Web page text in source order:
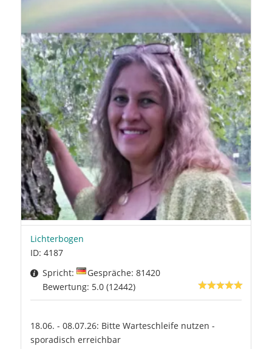
Lichterbogen
ID: 4187
Spricht:
Gespräche: 81420
Bewertung: 5.0 (12442)
18.06. - 08.07.26: Bitte Warteschleife nutzen -
sporadisch erreichbar